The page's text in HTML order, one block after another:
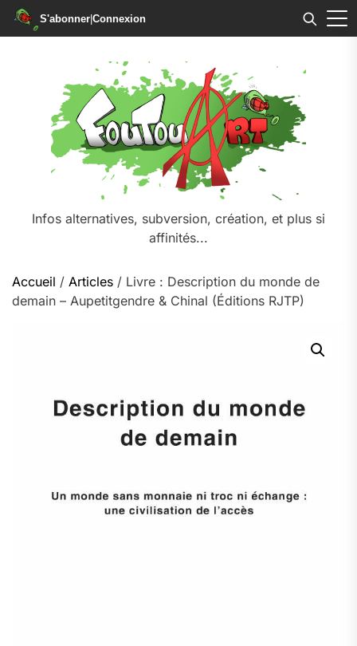
S'abonner|Connexion
Infos alternatives, subversion, création, et plus si
affinités...
Accueil / Articles / Livre : Description du monde de
demain – Aupetitgendre & Chinal (Éditions RJTP)